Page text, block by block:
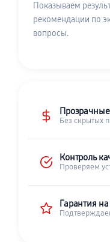
Показываем
рекомендации по
вопросы.
Без скрытых
Контроль
Проверяем
Гарантия